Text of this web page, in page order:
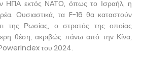
ΗΠΑ εκτός ΝΑΤΟ, όπως το Ισραήλ, η
Ουσιαστικά, τα F-16 θα καταστούν
της Ρωσίας, ο στρατός της οποίας
θέση, ακριβώς πάνω από την Κίνα,
του 2024.